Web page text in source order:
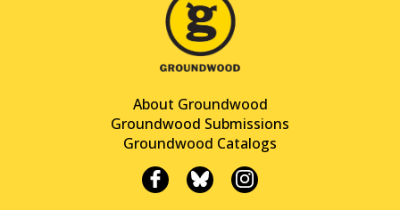
About Groundwood
Groundwood Submissions
Groundwood Catalogs